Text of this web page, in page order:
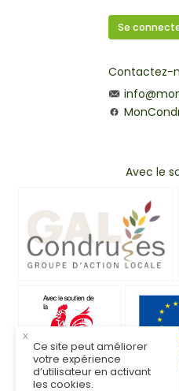
Se
Contactez-
Avec le
x
Ce site peut améliorer
votre expérience
d’utilisateur en activant
les cookies.